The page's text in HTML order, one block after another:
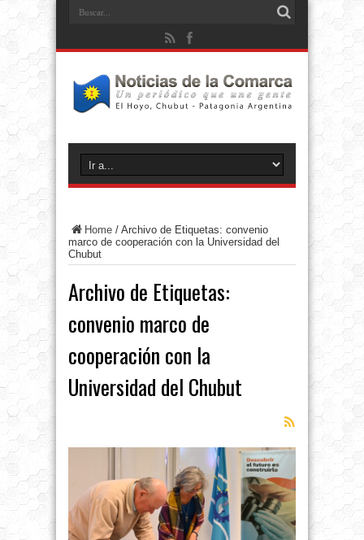
Home / Archivo de Etiquetas: convenio
marco de cooperación con la Universidad del
Chubut
Archivo de Etiquetas:
convenio marco de
cooperación con la
Universidad del Chubut